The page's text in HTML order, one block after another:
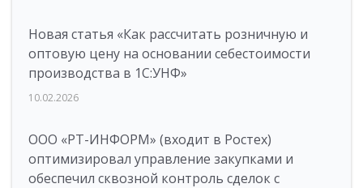
Новая статья «Как рассчитать розничную и
оптовую цену на основании себестоимости
производства в 1С:УНФ»
10.02.2026
ООО «РТ-ИНФОРМ» (входит в Ростех)
оптимизировал управление закупками и
обеспечил сквозной контроль сделок с